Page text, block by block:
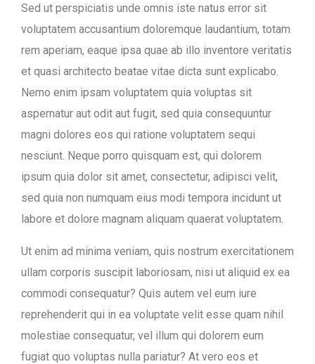
Sed ut perspiciatis unde omnis iste natus error sit
voluptatem accusantium doloremque laudantium, totam
rem aperiam, eaque ipsa quae ab illo inventore veritatis
et quasi architecto beatae vitae dicta sunt explicabo.
Nemo enim ipsam voluptatem quia voluptas sit
aspernatur aut odit aut fugit, sed quia consequuntur
magni dolores eos qui ratione voluptatem sequi
nesciunt. Neque porro quisquam est, qui dolorem
ipsum quia dolor sit amet, consectetur, adipisci velit,
sed quia non numquam eius modi tempora incidunt ut
labore et dolore magnam aliquam quaerat voluptatem.
Ut enim ad minima veniam, quis nostrum exercitationem
ullam corporis suscipit laboriosam, nisi ut aliquid ex ea
commodi consequatur? Quis autem vel eum iure
reprehenderit qui in ea voluptate velit esse quam nihil
molestiae consequatur, vel illum qui dolorem eum
fugiat quo voluptas nulla pariatur? At vero eos et